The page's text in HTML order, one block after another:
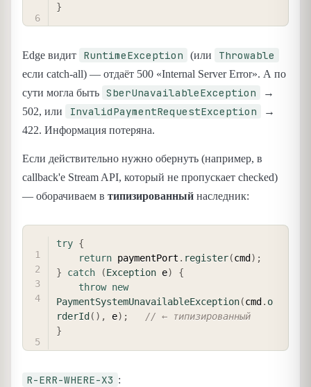
}
Edge видит RuntimeException (или Throwable
если catch-all) — отдаёт 500 «Internal Server Error». А по
сути могла быть SberUnavailableException
→
502, или
InvalidPaymentRequestException
→
422. Информация потеряна.
Если действительно нужно обернуть (например, в
callback'е Stream API, который не пропускает checked)
— оборачиваем в типизированный наследник:
try {
return paymentPort . register(cmd ) ;
}
catch (Exception e)
{
throw new
PaymentSystemUnavailableException(cmd . o
rderId ( ) , e) ;
// ← типизированный
}
R-ERR-WHERE-X3 :